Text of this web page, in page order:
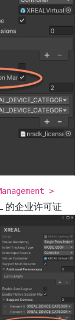
>
的企业许可证